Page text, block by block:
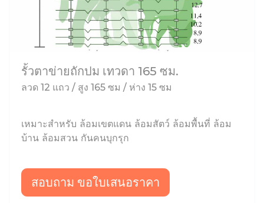
รั้วตาข่ายถักปม เทวดา 165 ซม.
ลวด 12 แถว / สูง 165 ซม / ห่าง 15 ซม
เหมาะสำหรับ ล้อมเขตแดน ล้อมสัตว์ ล้อมพื้นที่ ล้อม
บ้าน ล้อมสวน กันคนบุกรุก
สอบถาม ขอใบเสนอราคา